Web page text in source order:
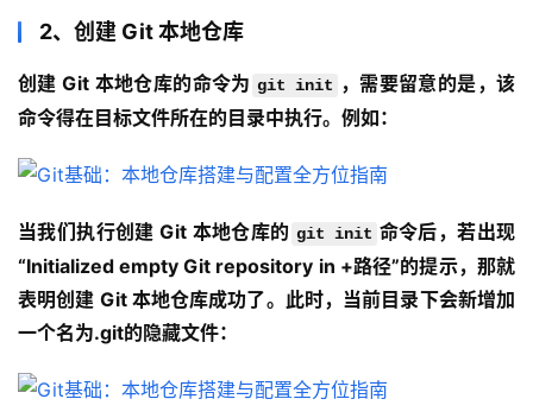
2、创建 Git 本地仓库
创建 Git 本地仓库的命令为 git init
，需要留意的是，该
命令得在目标文件所在的目录中执行。例如：
当我们执行创建 Git 本地仓库的 git init 命令后，若出现
“Initialized empty Git repository in +路径”的提示，那就
表明创建 Git 本地仓库成功了。此时，当前目录下会新增加
一个名为.git的隐藏文件：